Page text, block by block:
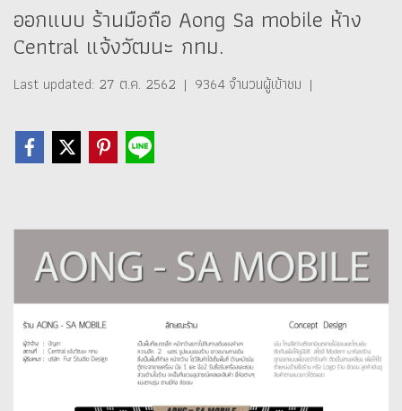
ออกแบบ ร้านมือถือ Aong Sa mobile ห้าง
Central แจ้งวัฒนะ กทม.
Last updated: 27 ต.ค. 2562 | 9364 จำนวนผู้เข้าชม |